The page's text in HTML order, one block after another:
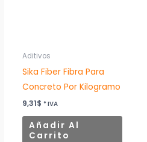
Aditivos
Sika Fiber Fibra Para
Concreto Por Kilogramo
9,31$ * IVA
Añadir Al
Carrito